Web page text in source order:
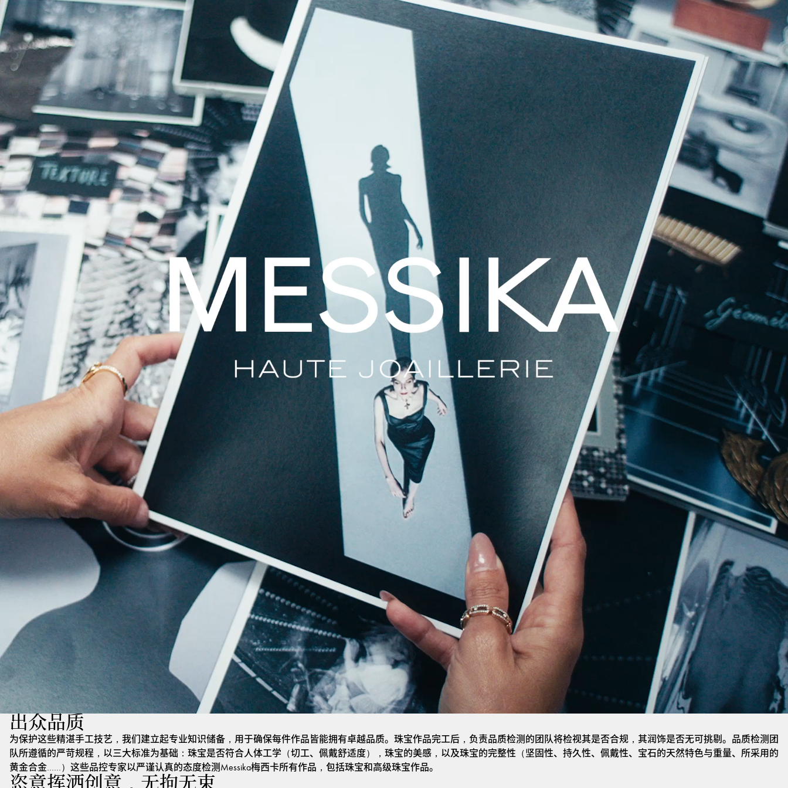
出众品质
为保护这些精湛手工技艺，我们建立起专业知识储备，用于确保每件作品皆能拥有卓越品质。珠宝作品完工后，负责品质检测的团队将检视其是否合规，其润饰是否无可挑剔。品质检测团
队所遵循的严苛规程，以三大标准为基础：珠宝是否符合人体工学（切工、佩戴舒适度），珠宝的美感，以及珠宝的完整性（坚固性、持久性、佩戴性、宝石的天然特色与重量、所采用的
黄金合金……）这些品控专家以严谨认真的态度检测Messika梅西卡所有作品，包括珠宝和高级珠宝作品。